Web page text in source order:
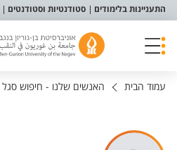
תפריט נגישות
התעניינות בלימודים סטודנטיות וסטודנטים
עמוד הבית האנשים שלנו - חיפוש סגל